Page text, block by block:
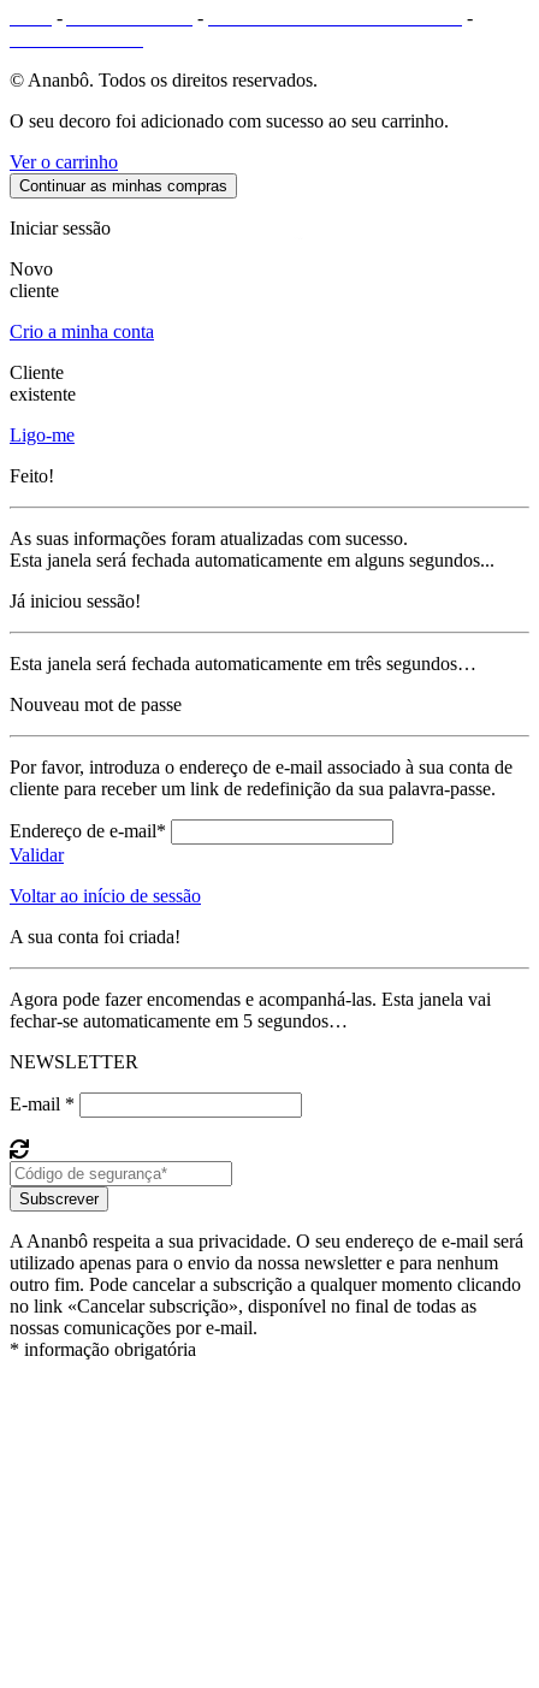
- -
-
© Ananbô. Todos os direitos reservados.
O seu decoro foi adicionado com sucesso ao seu carrinho.
Ver o carrinho
Continuar as minhas compras
Iniciar sessão
Novo
cliente
Crio a minha conta
Cliente
existente
Ligo-me
Feito!
As suas informações foram atualizadas com sucesso.
Esta janela será fechada automaticamente em alguns segundos...
Já iniciou sessão!
Esta janela será fechada automaticamente em três segundos…
Nouveau mot de passe
Por favor, introduza o endereço de e-mail associado à sua conta de
cliente para receber um link de redefinição da sua palavra-passe.
Endereço de e-mail*
Validar
Voltar ao início de sessão
A sua conta foi criada!
Agora pode fazer encomendas e acompanhá-las. Esta janela vai
fechar-se automaticamente em 5 segundos…
NEWSLETTER
E-mail *
Subscrever
A Ananbô respeita a sua privacidade. O seu endereço de e-mail será
utilizado apenas para o envio da nossa newsletter e para nenhum
outro fim. Pode cancelar a subscrição a qualquer momento clicando
no link «Cancelar subscrição», disponível no final de todas as
nossas comunicações por e-mail.
* informação obrigatória